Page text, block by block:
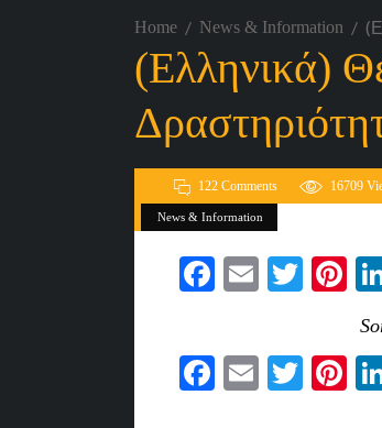
Home News & Information
(Ελληνικά)
News & Information
122 Comments 16709
Facebook
Email
Facebook
Email